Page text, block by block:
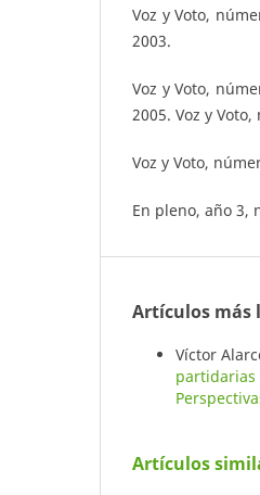
Voz y Voto,
2003.
Voz y Voto,
2005. Voz y
Voz y Voto,
En pleno, año 3,
Artículos más
Víctor
partidarias
Artículos